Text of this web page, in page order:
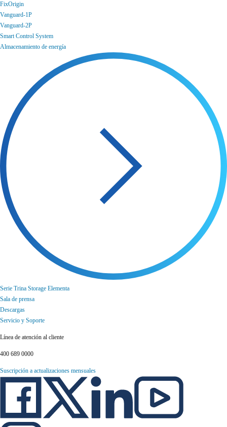
FixOrigin
Vanguard-1P
Vanguard-2P
Smart Control System
Almacenamiento de energía
Serie Trina Storage Elementa
Sala de prensa
Descargas
Servicio y Soporte
Línea de atención al cliente
400 689 0000
Suscripción a actualizaciones mensuales